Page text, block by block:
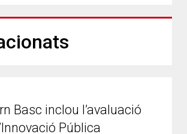
Basc inclou l’avaluació
Pública